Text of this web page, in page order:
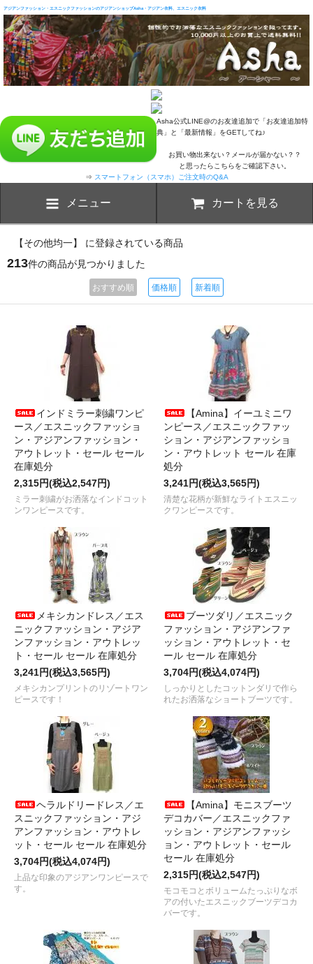
アジアンファッション・エスニックファッションのアジアンショップAsha・アジアン衣料、エスニック衣料
Asha公式LINE@のお友達追加で「お友達追加特
典」と「最新情報」をGETしてね♪
お買い物出来ない？メールが届かない？？
と思ったらこちらをご確認下さい。
⇒ スマートフォン（スマホ）ご注文時のQ&A
メニュー カートを見る
【その他均一】 に登録されている商品
213件の商品が見つかりました
おすすめ順 価格順 新着順
インドミラー刺繍ワンピ
ース／エスニックファッショ
ン・アジアンファッション・
アウトレット・セール セール
在庫処分
2,315円(税込2,547円)
ミラー刺繍がお洒落なインドコット
ンワンピースです。
【Amina】イーユミニワ
ンピース／エスニックファッ
ション・アジアンファッショ
ン・アウトレット セール 在庫
処分
3,241円(税込3,565円)
清楚な花柄が新鮮なライトエスニッ
クワンピースです。
メキシカンドレス／エス
ニックファッション・アジア
ンファッション・アウトレッ
ト・セール セール 在庫処分
3,241円(税込3,565円)
メキシカンプリントのリゾートワン
ピースです！
ブーツダリ／エスニック
ファッション・アジアンファ
ッション・アウトレット・セ
ール セール 在庫処分
3,704円(税込4,074円)
しっかりとしたコットンダリで作ら
れたお洒落なショートブーツです。
ヘラルドリードレス／エ
スニックファッション・アジ
アンファッション・アウトレ
ット・セール セール 在庫処分
3,704円(税込4,074円)
上品な印象のアジアンワンピースで
す。
【Amina】モニスブーツ
デコカバー／エスニックファ
ッション・アジアンファッシ
ョン・アウトレット・セール
セール 在庫処分
2,315円(税込2,547円)
モコモコとボリュームたっぷりなボ
アの付いたエスニックブーツデコカ
バーです。